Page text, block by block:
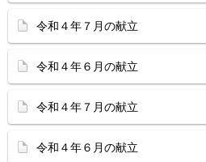
令和４年７月の献立
令和４年６月の献立
令和４年７月の献立
令和４年６月の献立